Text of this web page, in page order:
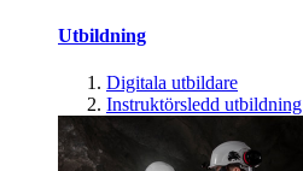
Utbildning
Digitala utbildare
Instruktörsledd utbildning